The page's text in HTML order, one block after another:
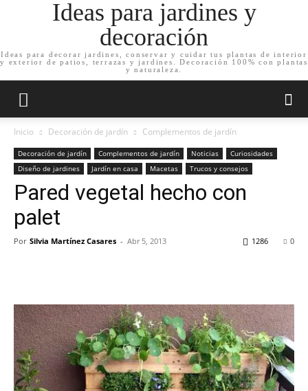
Ideas para jardines y
decoración
Ideas para decorar jardines, conservar y cuidar tus plantas de interior
y exterior de patios, terrazas y jardines. Decoración 100% con plantas
y naturaleza.
Inicio Decoración de jardín Complementos de jardín
Decoración de jardín Complementos de jardín Noticias
Curiosidades
Diseño de jardines
Jardín en casa Macetas Trucos y consejos
Pared vegetal hecho con
palet
Por Silvia Martínez Casares - Abr 5, 2013 0
1286